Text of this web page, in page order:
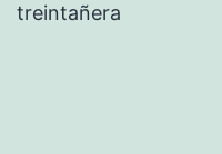
treintañera